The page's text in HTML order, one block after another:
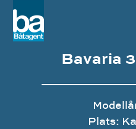
Bavaria
Plats: